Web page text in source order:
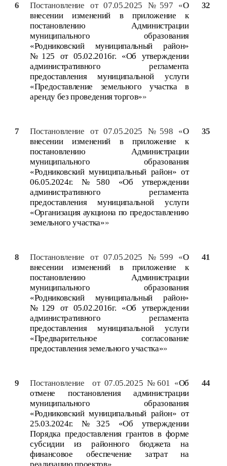
6 Постановление от 07.05.2025 №597 «О
внесении изменений в приложение к
постановлению Администрации
муниципального образования
«Родниковский муниципальный район»
№125 от 05.02.2016г. «Об утверждении
административного регламента
предоставления муниципальной услуги
«Предоставление земельного участка в
аренду без проведения торгов»»
32
7 Постановление от 07.05.2025 №598 «О
внесении изменений в приложение к
постановлению Администрации
муниципального образования
«Родниковский муниципальный район» от
06.05.2024г. №580 «Об утверждении
административного регламента
предоставления муниципальной услуги
«Организация аукциона по предоставлению
земельного участка»»
35
8 Постановление от 07.05.2025 №599 «О
внесении изменений в приложение к
постановлению Администрации
муниципального образования
«Родниковский муниципальный район»
№129 от 05.02.2016г. «Об утверждении
административного регламента
предоставления муниципальной услуги
«Предварительное согласование
предоставления земельного участка»»
41
9 Постановление от 07.05.2025 №601 «Об
отмене постановления администрации
муниципального образования
«Родниковский муниципальный район» от
25.03.2024г. №325 «Об утверждении
Порядка предоставления грантов в форме
субсидии из районного бюджета на
финансовое обеспечение затрат на
44